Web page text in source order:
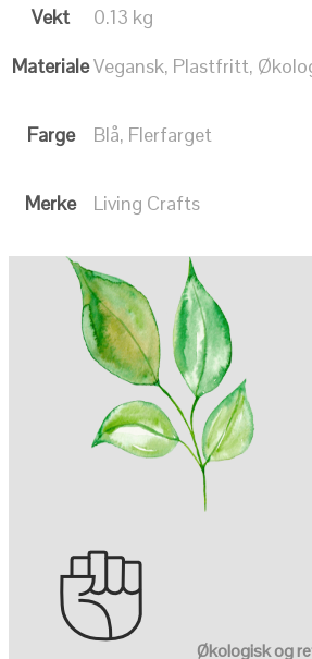
Vekt
0.13 kg
MaterialeVegansk, Plastfritt,
Farge Blå, Flerfarget
Merke Living Crafts
Økologisk og